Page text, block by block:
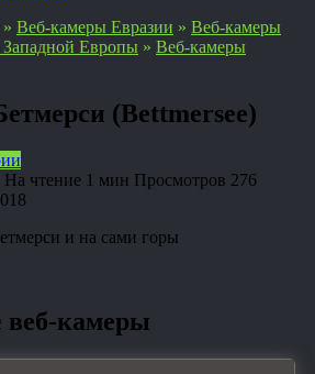
» Веб-камеры Евразии » Веб-камеры
Европы » Веб-камеры
(Bettmersee)
На чтение 1 мин Просмотров 276
и на сами горы
веб-камеры